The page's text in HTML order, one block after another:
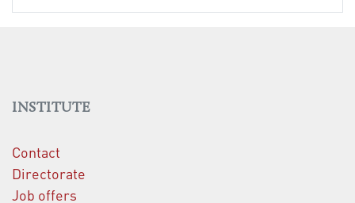
INSTITUTE
Contact
Directorate
Job offers